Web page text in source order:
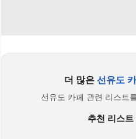
더 많은 선유도
선유도 카페 관련 리스트
추천 리스트